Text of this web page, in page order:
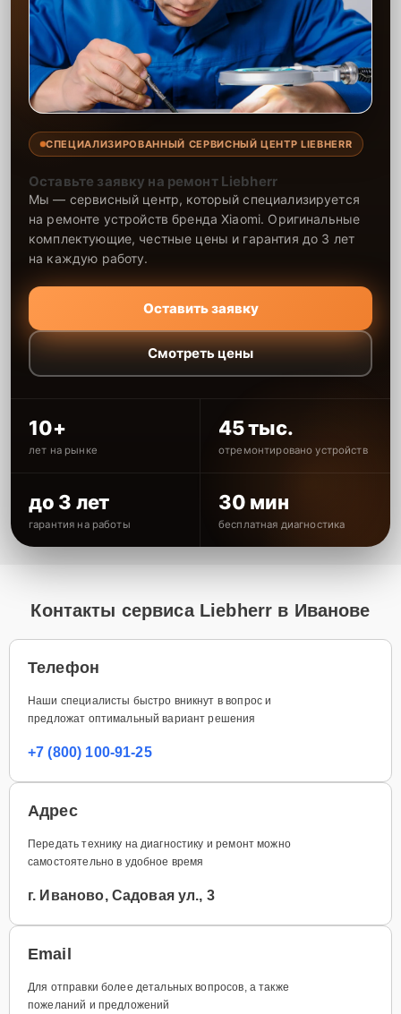
СПЕЦИАЛИЗИРОВАННЫЙ СЕРВИСНЫЙ ЦЕНТР LIEBHERR
Оставьте заявку на ремонт Liebherr
Мы — сервисный центр, который специализируется
на ремонте устройств бренда Xiaomi. Оригинальные
комплектующие, честные цены и гарантия до 3 лет
на каждую работу.
Оставить заявку
Смотреть цены
10+
лет на рынке
45 тыс.
отремонтировано устройств
до 3 лет
гарантия на работы
30 мин
бесплатная диагностика
Контакты сервиса Liebherr в Иванове
Телефон
Наши специалисты быстро вникнут в вопрос и
предложат оптимальный вариант решения
+7 (800) 100-91-25
Адрес
Передать технику на диагностику и ремонт можно
самостоятельно в удобное время
г. Иваново, Садовая ул., 3
Email
Для отправки более детальных вопросов, а также
пожеланий и предложений